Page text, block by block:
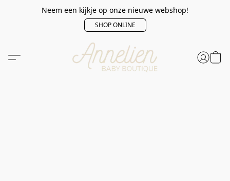
Neem een kijkje op onze nieuwe webshop!
SHOP ONLINE